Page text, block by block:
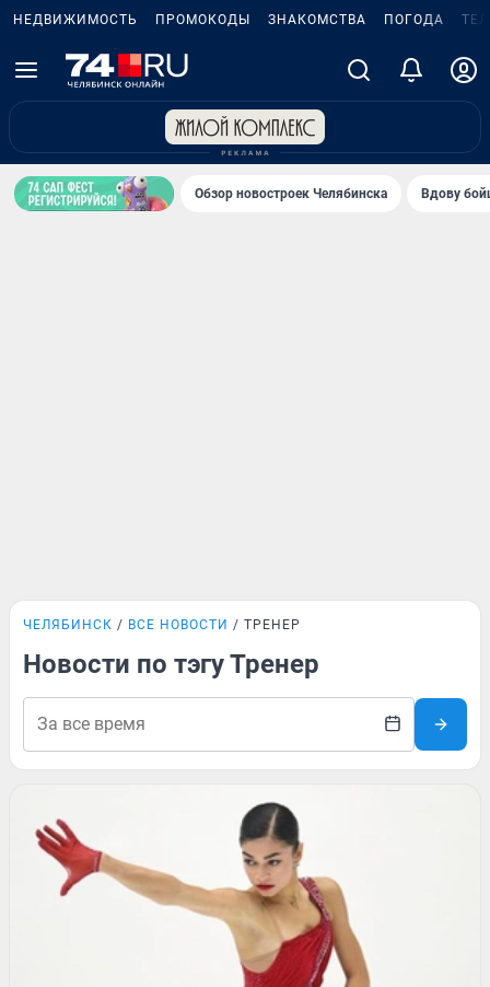
НЕДВИЖИМОСТЬ ПРОМОКОДЫ ЗНАКОМСТВА ПОГОДА
Обзор новостроек Челябинска Вдову
ЧЕЛЯБИНСК ВСЕ НОВОСТИ ТРЕНЕР
Новости по тэгу Тренер